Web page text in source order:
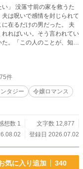
い」 没落寸前の家を救うた
は呪いで感情を封じられて
在るだけの男だった。 夫
ればいい。そう言われてい
。「この人のことが、知り
ヴァルターが最初に動い
件
タジー
令嬢ロマンス
想数 1
文字数 12,877
登録日 2026.07.02
気に入り追加 340